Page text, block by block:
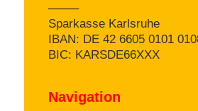
——–
Sparkasse Karlsruhe
IBAN: DE 42 6605 0101
BIC: KARSDE66XXX
Navigation